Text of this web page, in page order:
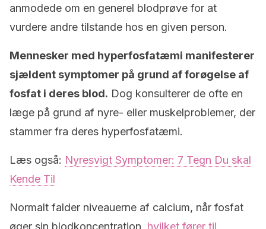
anmodede om en generel blodprøve for at
vurdere andre tilstande hos en given person.
Mennesker med hyperfosfatæmi manifesterer
sjældent symptomer på grund af forøgelse af
fosfat i deres blod. Dog konsulterer de ofte en
læge på grund af nyre- eller muskelproblemer, der
stammer fra deres hyperfosfatæmi.
Læs også: Nyresvigt Symptomer: 7 Tegn Du skal
Kende Til
Normalt falder niveauerne af calcium, når fosfat
øger sin blodkoncentration, hvilket fører til